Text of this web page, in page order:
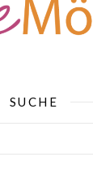
SUCHE